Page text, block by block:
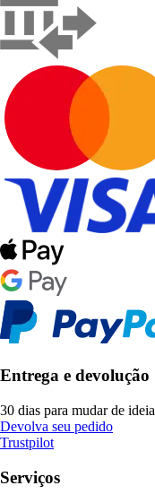
Entrega e devolução
30 dias para mudar de ideia
Devolva seu pedido
Trustpilot
Serviços